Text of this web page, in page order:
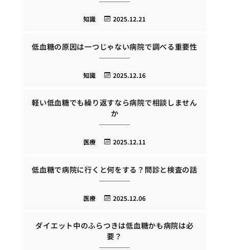
2025.12.21
知識
低血糖の原因は一つじゃない病院で調べる重要性
2025.12.16
知識
軽い低血糖でも繰り返すなら病院で相談しません
か
2025.12.11
医療
低血糖で病院に行くと何をする？問診と検査の話
2025.12.06
医療
ダイエット中のふらつきは低血糖かも病院は必
要？